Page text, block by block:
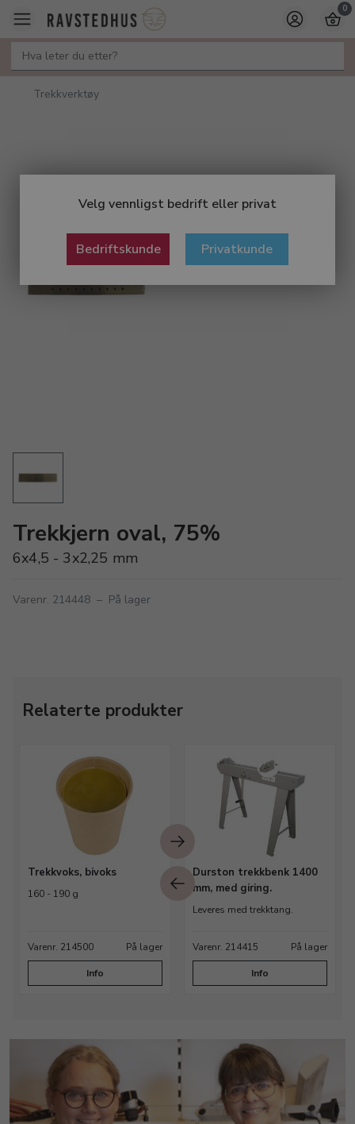
Velg vennligst bedrift eller privat
Bedriftskunde Privatkunde
0
Trekkverktøy
Trekkjern oval, 75%
6x4,5 - 3x2,25 mm
Varenr. 214448 – På lager
Relaterte produkter
Trekkvoks, bivoks
160 - 190 g
Varenr. 214500 På lager
Info
Durston trekkbenk 1400
mm, med giring.
Leveres med trekktang.
Varenr. 214415 På lager
Info